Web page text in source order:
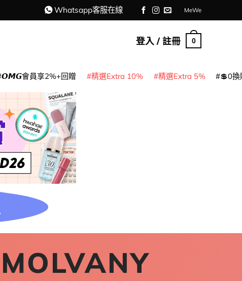
Whatsapp客服在線 MeWe
登入 / 註冊 0
𝙊𝙈𝙂會員享2%+回贈 精選Extra 10% 精選Extra 5% 💲0換
MOLVANY